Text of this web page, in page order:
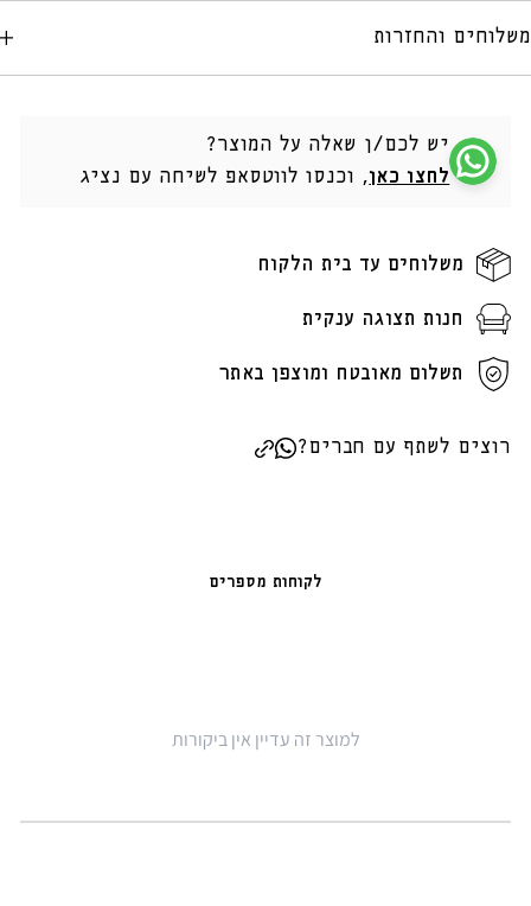
משלוחים והחזרות
יש לכם/ן שאלה על המוצר?
לחצו כאן, וכנסו לווטסאפ לשיחה עם נציג
משלוחים עד בית הלקוח
חנות תצוגה ענקית
תשלום מאובטח ומוצפן באתר
רוצים לשתף עם חברים?
לקוחות מספרים
למוצר זה עדיין אין ביקורות